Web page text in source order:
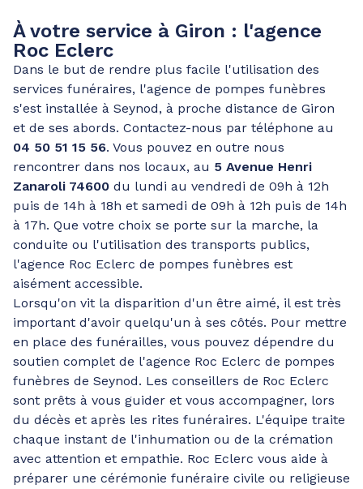
À votre service à Giron : l'agence
Roc Eclerc
Dans le but de rendre plus facile l'utilisation des
services funéraires, l'agence de pompes funèbres
s'est installée à Seynod, à proche distance de Giron
et de ses abords. Contactez-nous par téléphone au
04 50 51 15 56. Vous pouvez en outre nous
rencontrer dans nos locaux, au 5 Avenue Henri
Zanaroli 74600 du lundi au vendredi de 09h à 12h
puis de 14h à 18h et samedi de 09h à 12h puis de 14h
à 17h. Que votre choix se porte sur la marche, la
conduite ou l'utilisation des transports publics,
l'agence Roc Eclerc de pompes funèbres est
aisément accessible.
Lorsqu'on vit la disparition d'un être aimé, il est très
important d'avoir quelqu'un à ses côtés. Pour mettre
en place des funérailles, vous pouvez dépendre du
soutien complet de l'agence Roc Eclerc de pompes
funèbres de Seynod. Les conseillers de Roc Eclerc
sont prêts à vous guider et vous accompagner, lors
du décès et après les rites funéraires. L'équipe traite
chaque instant de l'inhumation ou de la crémation
avec attention et empathie. Roc Eclerc vous aide à
préparer une cérémonie funéraire civile ou religieuse